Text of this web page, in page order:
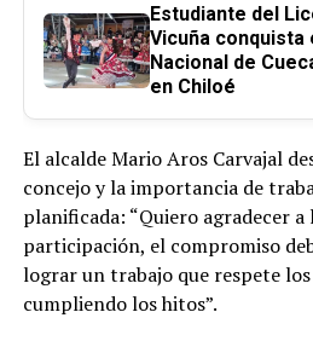
Estudiante del
Vicuña conquista
Nacional de
en Chiloé
El alcalde Mario Aros Carvajal
concejo y la importancia de
planificada: “Quiero agradecer
participación, el compromiso
lograr un trabajo que respete
cumpliendo los hitos”.